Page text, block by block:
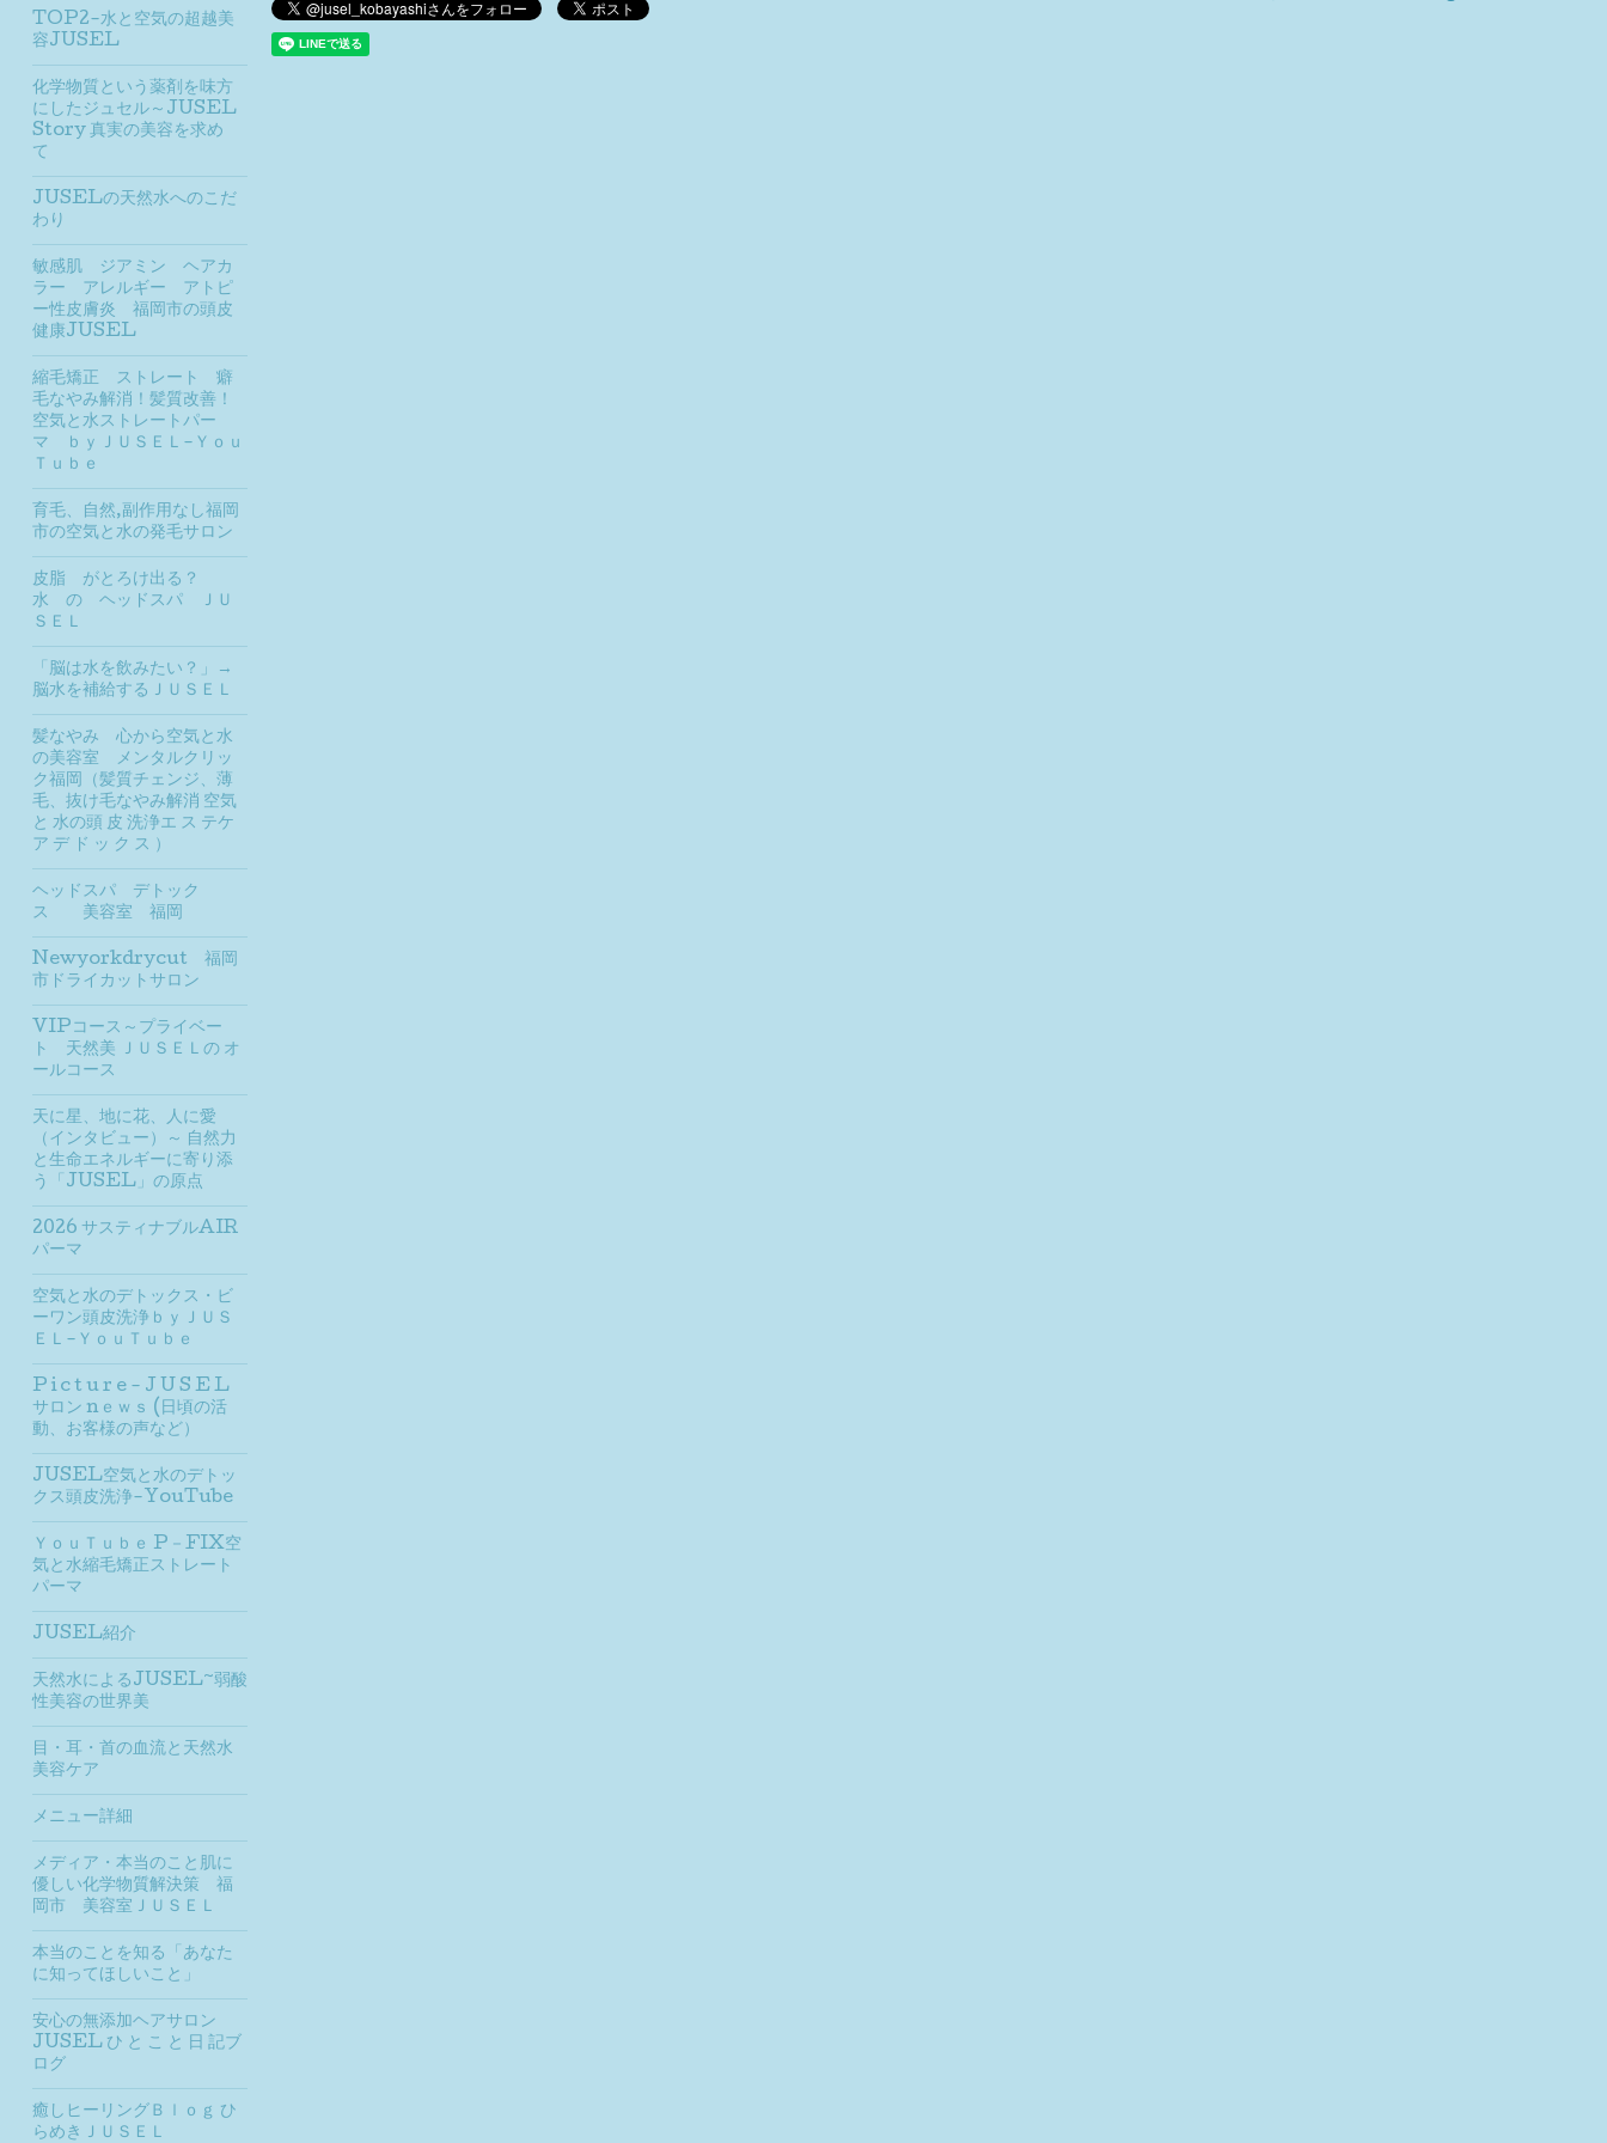
TOP2-水と空気の超越美
容JUSEL
化学物質という薬剤を味方
にしたジュセル～JUSEL
Story 真実の美容を求め
て
JUSELの天然水へのこだ
わり
敏感肌 ジアミン ヘアカ
ラー アレルギー アトピ
ー性⽪膚炎 福岡市の頭皮
健康JUSEL
縮毛矯正 ストレート 癖
毛なやみ解消！髪質改善！
空気と水ストレートパー
マ ｂｙＪＵＳＥＬ-Ｙｏｕ
Ｔｕｂｅ
育毛、自然,副作用なし福岡
市の空気と水の発毛サロン
皮脂 がとろけ出る？
水 の ヘッドスパ ＪＵ
ＳＥＬ
「脳は水を飲みたい？」→
脳水を補給するＪＵＳＥＬ
髪なやみ 心から空気と水
の美容室 メンタルクリッ
ク福岡（髪質チェンジ、薄
毛、抜け毛なやみ解消 空気
と 水の頭 皮 洗浄エ ス テケ
ア デ ド ッ ク ス ）
ヘッドスパ デトック
ス 美容室 福岡
Newyorkdrycut 福岡
市ドライカットサロン
VIPコース～プライベー
ト 天然美 ＪＵＳＥＬの オ
ールコース
天に星、地に花、人に愛
（インタビュー）～ 自然力
と生命エネルギーに寄り添
う「JUSEL」の原点
2026 サスティナブルAIR
パーマ
空気と水のデトックス・ビ
ーワン頭皮洗浄ｂｙＪＵＳ
ＥＬ-ＹｏｕＴｕｂｅ
P i c t u r e - J U S E L
サロン nｅｗｓ (日頃の活
動、お客様の声など）
JUSEL空気と水のデトッ
クス頭皮洗浄-YouTube
ＹｏｕＴｕｂｅ P－FIX空
気と水縮毛矯正ストレート
パーマ
JUSEL紹介
天然水によるJUSEL~弱酸
性美容の世界美
目・耳・首の血流と天然水
美容ケア
メニュー詳細
メディア・本当のこと肌に
優しい化学物質解決策 福
岡市 美容室ＪＵＳＥＬ
本当のことを知る「あなた
に知ってほしいこと」
安心の無添加ヘアサロン
JUSEL ひ と こ と 日 記ブ
ログ
癒しヒーリングＢｌｏｇ ひ
らめきＪＵＳＥＬ